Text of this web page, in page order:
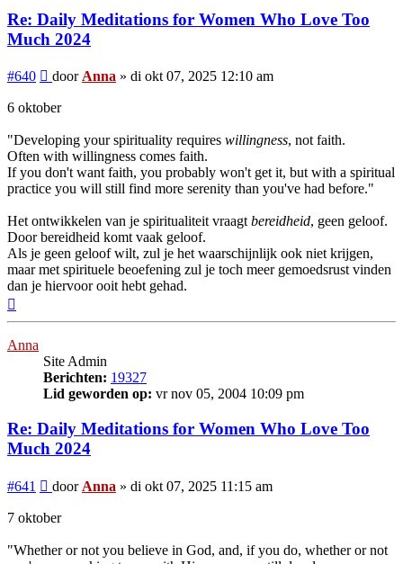
Re: Daily Meditations for Women Who Love Too
Much 2024
#640 Bericht
door Anna » di okt 07, 2025 12:10 am
6 oktober
"Developing your spirituality requires willingness, not faith.
Often with willingness comes faith.
If you don't want faith, you probably won't get it, but with a spiritual
practice you will still find more serenity than you've had before."
Het ontwikkelen van je spiritualiteit vraagt bereidheid, geen geloof.
Door bereidheid komt vaak geloof.
Als je geen geloof wilt, zul je het waarschijnlijk ook niet krijgen,
maar met spirituele beoefening zul je toch meer gemoedsrust vinden
dan je hiervoor ooit hebt gehad.
Anna
Site Admin
Berichten: 19327
Lid geworden op: vr nov 05, 2004 10:09 pm
Re: Daily Meditations for Women Who Love Too
Much 2024
#641 Bericht
door Anna » di okt 07, 2025 11:15 am
7 oktober
"Whether or not you believe in God, and, if you do, whether or not